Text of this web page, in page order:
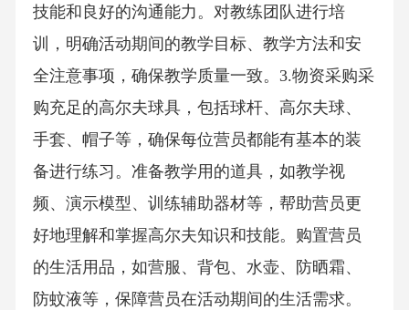
技能和良好的沟通能力。对教练团队进行培
训，明确活动期间的教学目标、教学方法和安
全注意事项，确保教学质量一致。3.物资采购采
购充足的高尔夫球具，包括球杆、高尔夫球、
手套、帽子等，确保每位营员都能有基本的装
备进行练习。准备教学用的道具，如教学视
频、演示模型、训练辅助器材等，帮助营员更
好地理解和掌握高尔夫知识和技能。购置营员
的生活用品，如营服、背包、水壶、防晒霜、
防蚊液等，保障营员在活动期间的生活需求。